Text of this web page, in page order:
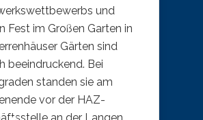
und
Fest im Großen Garten in
Gärten sind
beeindruckend. Bei
standen sie am
vor der HAZ-
an der Langen